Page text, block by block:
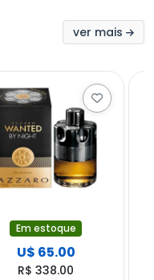
ver mais
Em estoque
U$ 65.00
R$ 338.00